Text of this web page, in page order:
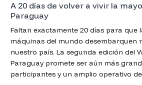
A 20 días de volver a vivir la
Paraguay
Faltan exactamente 20 días para que
máquinas del mundo desembarquen
nuestro país. La segunda edición del
Paraguay promete ser aún más
participantes y un amplio operativo